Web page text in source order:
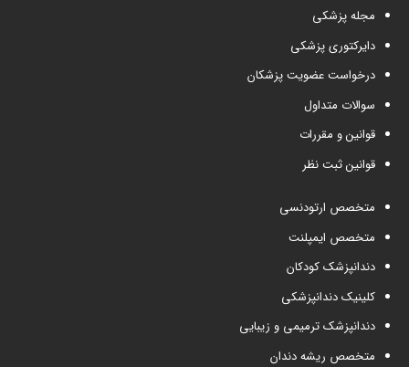
مجله پزشکی
دایرکتوری پزشکی
درخواست عضویت پزشکان
سوالات متداول
قوانین و مقررات
قوانین ثبت نظر
متخصص ارتودنسی
متخصص ایمپلنت
دندانپزشک کودکان
کلینیک دندانپزشکی
دندانپزشک ترمیمی و زیبایی
متخصص ریشه دندان